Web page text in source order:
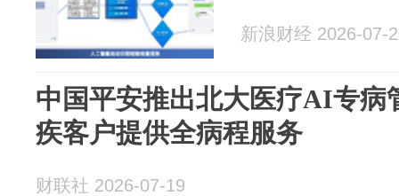
新浪财经 2026-07-
中国平安推出北大医疗AI专病
疾客户提供全病程服务
财联社 2026-07-19